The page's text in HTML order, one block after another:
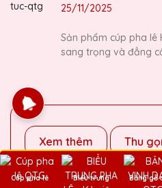
25/11/2025
Sản phẩm cúp pha lê
sang trọng và đẳng
Xem thêm Thu
Gửi bình luận và
Cúp pha lê Biểu trưng Bảng gỗ